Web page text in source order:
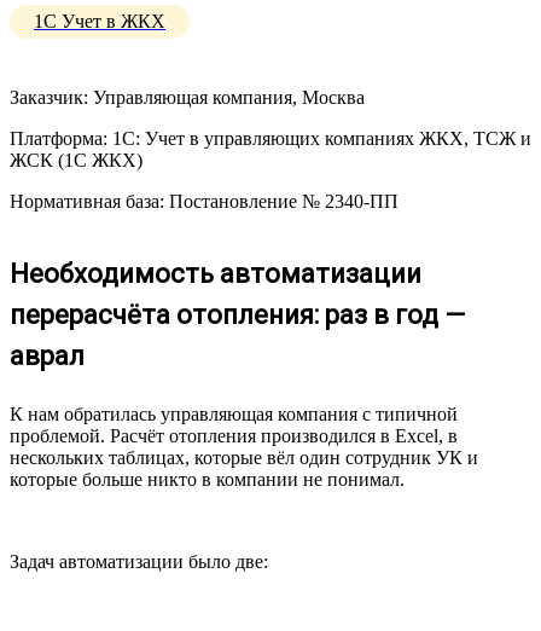
1С Учет в ЖКХ
Заказчик: Управляющая компания, Москва
Платформа: 1С: Учет в управляющих компаниях ЖКХ, ТСЖ и
ЖСК (1С ЖКХ)
Нормативная база: Постановление № 2340-ПП
Необходимость автоматизации
перерасчёта отопления: раз в год —
аврал
К нам обратилась управляющая компания с типичной
проблемой. Расчёт отопления производился в Excel, в
нескольких таблицах, которые вёл один сотрудник УК и
которые больше никто в компании не понимал.
Задач автоматизации было две: